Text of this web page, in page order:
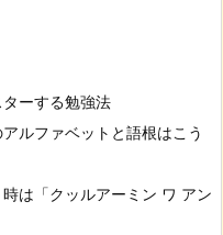
ターする勉強法
ルファベットと語根はこう
は「クッルアーミン ワ アン